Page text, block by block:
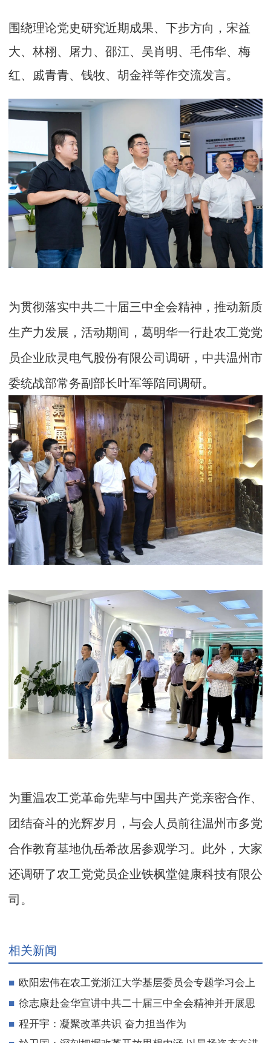
围绕理论党史研究近期成果、下步方向，宋益
大、林栩、屠力、邵江、吴肖明、毛伟华、梅
红、戚青青、钱牧、胡金祥等作交流发言。
为贯彻落实中共二十届三中全会精神，推动新质
生产力发展，活动期间，葛明华一行赴农工党党
员企业欣灵电气股份有限公司调研，中共温州市
委统战部常务副部长叶军等陪同调研。
为重温农工党革命先辈与中国共产党亲密合作、
团结奋斗的光辉岁月，与会人员前往温州市多党
合作教育基地仇岳希故居参观学习。此外，大家
还调研了农工党党员企业铁枫堂健康科技有限公
司。
相关新闻
欧阳宏伟在农工党浙江大学基层委员会专题学习会上
作中共二十届三中全会及省委十五届五次全会精神宣讲
徐志康赴金华宣讲中共二十届三中全会精神并开展思
想政治工作调研
程开宇：凝聚改革共识 奋力担当作为